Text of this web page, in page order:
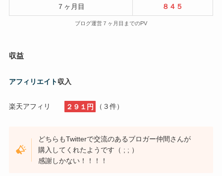
７ヶ月目 ８４５
ブログ運営７ヶ月目までのPV
収益
アフィリエイト収入
楽天アフィリ ２９１円 （３件）
どちらもTwitterで交流のあるブロガー仲間さんが
購入してくれたようです（ ; ; ）
感謝しかない！！！！